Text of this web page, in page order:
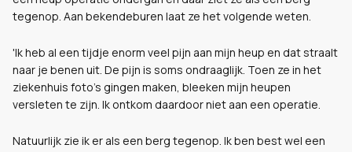
tegenop. Aan bekendeburen laat ze het volgende weten.
'Ik heb al een tijdje enorm veel pijn aan mijn heup en dat straalt
naar je benen uit. De pijn is soms ondraaglijk. Toen ze in het
ziekenhuis foto's gingen maken, bleeken mijn heupen
versleten te zijn. Ik ontkom daardoor niet aan een operatie.
Natuurlijk zie ik er als een berg tegenop. Ik ben best wel een